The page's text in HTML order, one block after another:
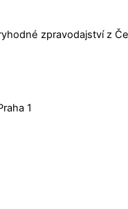
zpravodajství z
1